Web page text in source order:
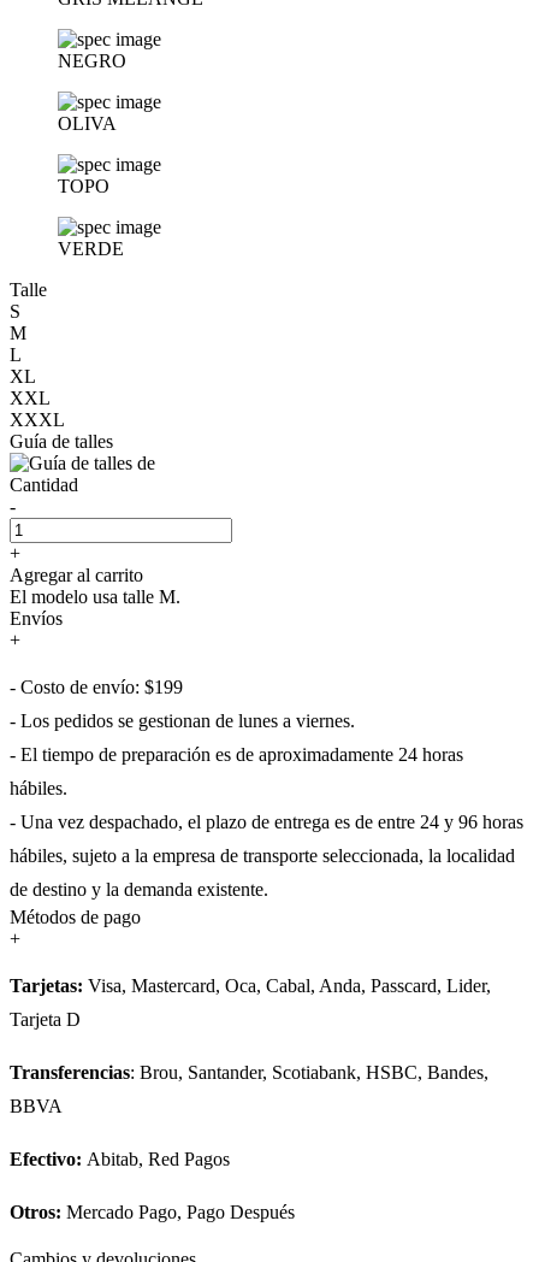
NEGRO
OLIVA
TOPO
VERDE
Talle
S
M
L
XL
XXL
XXXL
Guía de talles
Cantidad
-
+
Agregar al carrito
El modelo usa talle M.
Envíos
+
- Costo de envío: $199
- Los pedidos se gestionan de lunes a viernes.
- El tiempo de preparación es de aproximadamente 24 horas
hábiles.
- Una vez despachado, el plazo de entrega es de entre 24 y 96 horas
hábiles, sujeto a la empresa de transporte seleccionada, la localidad
de destino y la demanda existente.
Métodos de pago
+
Tarjetas: Visa, Mastercard, Oca, Cabal, Anda, Passcard, Lider,
Tarjeta D
Transferencias: Brou, Santander, Scotiabank, HSBC, Bandes,
BBVA
Efectivo: Abitab, Red Pagos
Otros: Mercado Pago, Pago Después